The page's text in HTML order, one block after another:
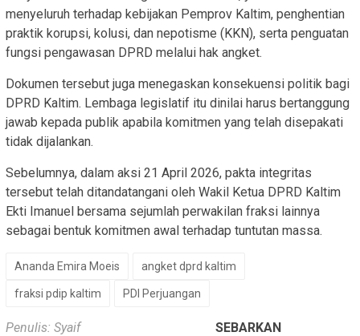
menyeluruh terhadap kebijakan Pemprov Kaltim, penghentian
praktik korupsi, kolusi, dan nepotisme (KKN), serta penguatan
fungsi pengawasan DPRD melalui hak angket.
Dokumen tersebut juga menegaskan konsekuensi politik bagi
DPRD Kaltim. Lembaga legislatif itu dinilai harus bertanggung
jawab kepada publik apabila komitmen yang telah disepakati
tidak dijalankan.
Sebelumnya, dalam aksi 21 April 2026, pakta integritas
tersebut telah ditandatangani oleh Wakil Ketua DPRD Kaltim
Ekti Imanuel bersama sejumlah perwakilan fraksi lainnya
sebagai bentuk komitmen awal terhadap tuntutan massa.
Ananda Emira Moeis angket dprd kaltim
fraksi pdip kaltim PDI Perjuangan
Penulis: Syaif
SEBARKAN